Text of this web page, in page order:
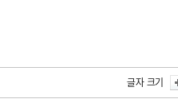
글자 크기